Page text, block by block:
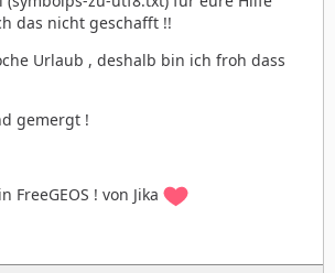
das nicht geschafft !!
Urlaub , deshalb bin ich froh dass
gemergt !
FreeGEOS ! von Jika